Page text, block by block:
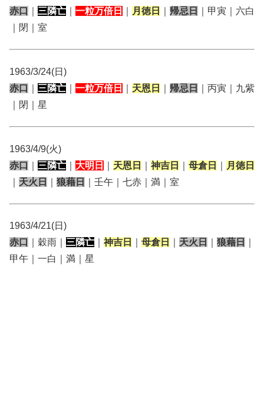
赤口
三隣亡 一粒万倍日 月徳日 帰忌日
｜甲寅｜六白
｜閉｜室
1963/3/24(日)
赤口
三隣亡 一粒万倍日 天恩日 帰忌日
｜丙寅｜九紫
｜閉｜星
1963/4/9(火)
赤口
三隣亡 大明日 天恩日 神吉日 母倉日
月徳日
天火日 狼藉日 ｜壬午｜七赤｜満｜室
1963/4/21(日)
赤口
｜穀雨｜ 三隣亡 神吉日 母倉日 天火日 狼藉日
甲午｜一白｜満｜星